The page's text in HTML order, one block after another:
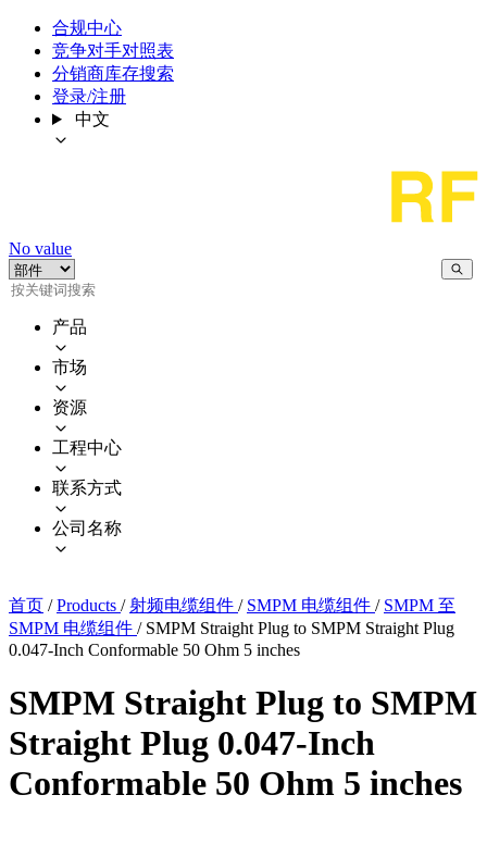
合规中心
竞争对手对照表
分销商库存搜索
登录/注册
中文
No value
产品
市场
资源
工程中心
联系方式
公司名称
首页 / Products / 射频电缆组件 / SMPM 电缆组件 / SMPM 至
SMPM 电缆组件 / SMPM Straight Plug to SMPM Straight Plug
0.047-Inch Conformable 50 Ohm 5 inches
SMPM Straight Plug to SMPM
Straight Plug 0.047-Inch
Conformable 50 Ohm 5 inches